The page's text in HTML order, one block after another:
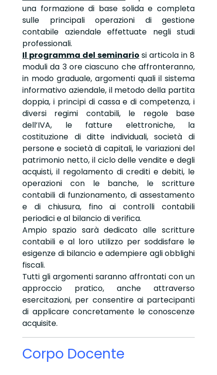
una formazione di base solida e completa
sulle principali operazioni di gestione
contabile aziendale effettuate negli studi
professionali.
Il programma del seminario si articola in 8
moduli da 3 ore ciascuno che affronteranno,
in modo graduale, argomenti quali il sistema
informativo aziendale, il metodo della partita
doppia, i principi di cassa e di competenza, i
diversi regimi contabili, le regole base
dell’IVA, le fatture elettroniche, la
costituzione di ditte individuali, società di
persone e società di capitali, le variazioni del
patrimonio netto, il ciclo delle vendite e degli
acquisti, il regolamento di crediti e debiti, le
operazioni con le banche, le scritture
contabili di funzionamento, di assestamento
e di chiusura, fino ai controlli contabili
periodici e al bilancio di verifica.
Ampio spazio sarà dedicato alle scritture
contabili e al loro utilizzo per soddisfare le
esigenze di bilancio e adempiere agli obblighi
fiscali.
Tutti gli argomenti saranno affrontati con un
approccio pratico, anche attraverso
esercitazioni, per consentire ai partecipanti
di applicare concretamente le conoscenze
acquisite.
Corpo Docente